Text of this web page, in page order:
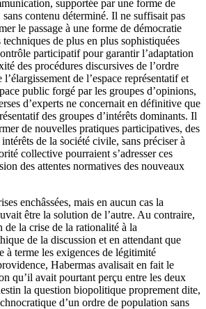
supportée par une forme de
contenu déterminé. Il ne suffisait pas
le passage à une forme de démocratie
techniques de plus en plus sophistiquées
participatif pour garantir l’adaptation
des procédures discursives de l’ordre
de l’espace représentatif et
public forgé par les groupes d’opinions,
d’experts ne concernait en définitive que
des groupes d’intérêts dominants. Il
de nouvelles pratiques participatives, des
de la société civile, sans préciser à
collective pourraient s’adresser ces
des attentes normatives des nouveaux
enchâssées, mais en aucun cas la
être la solution de l’autre. Au contraire,
de la crise de la rationalité à la
de la discussion et en attendant que
à terme les exigences de légitimité
Habermas avalisait en fait le
qu’il avait pourtant perçu entre les deux
la question biopolitique proprement dite,
d’un ordre de population sans